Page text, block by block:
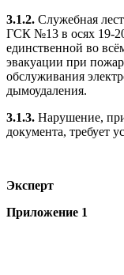
3.1.2. Служебная
ГСК №13 в осях 19-
единственной во
эвакуации при
обслуживания
дымоудаления.
3.1.3. Нарушение,
документа, требует
Эксперт
Приложение 1